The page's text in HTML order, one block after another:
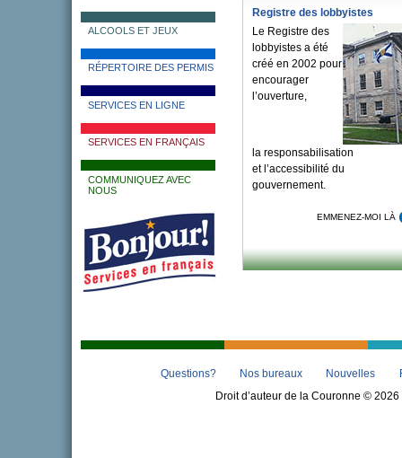
ALCOOLS ET JEUX
RÉPERTOIRE DES PERMIS
SERVICES EN LIGNE
SERVICES EN FRANÇAIS
COMMUNIQUEZ AVEC
NOUS
Registre des lobbyistes
Le Registre des
lobbyistes a été
créé en 2002 pour
encourager
l’ouverture,
la responsabilisation
et l’accessibilité du
gouvernement.
EMMENEZ-MOI LÀ
Questions? Nos bureaux Nouvelles
Droit d’auteur de la Couronne ©